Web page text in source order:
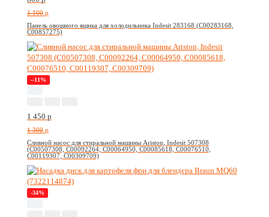
1 100 p
Панель овощного ящика для холодильника Indesit 283168 (C00283168,
C00857275)
--11%
1 450 p
1 300 p
Сливной насос для стиральной машины Ariston, Indesit 507308
(C00507308, C00092264, C00064950, C00085618, C00076510,
C00119307, C00309709)
-34%